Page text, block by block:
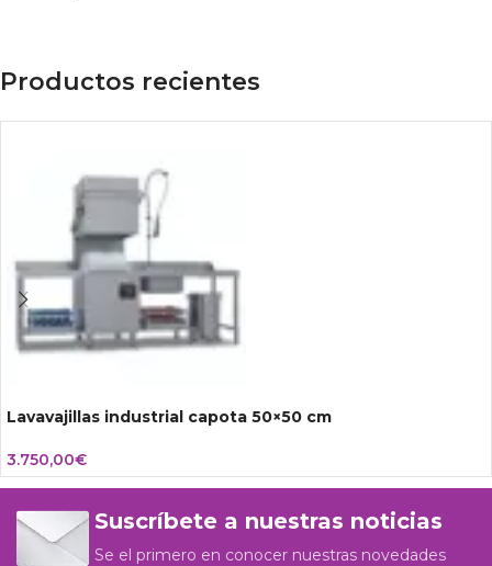
Productos recientes
Lavavajillas industrial capota 50×50 cm
3.750,00€
Suscríbete a nuestras noticias
Se el primero en conocer nuestras novedades